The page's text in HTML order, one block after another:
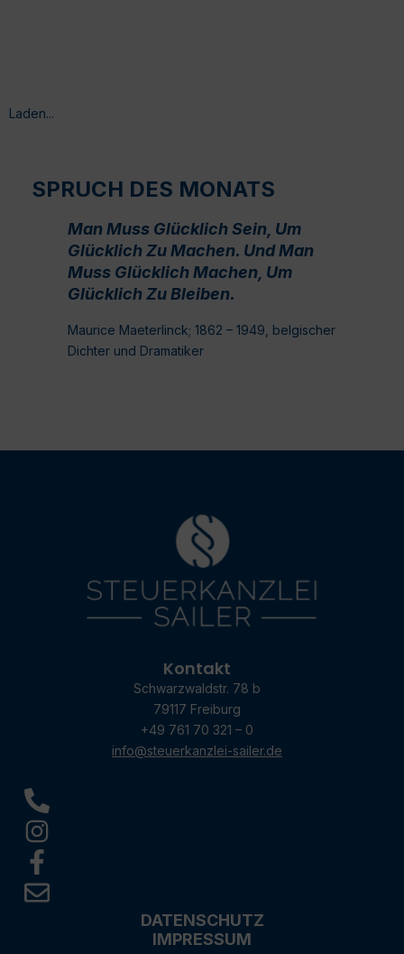
Laden...
SPRUCH DES MONATS
Man Muss Glücklich Sein, Um
Glücklich Zu Machen. Und Man
Muss Glücklich Machen, Um
Glücklich Zu Bleiben.
Maurice Maeterlinck; 1862 – 1949, belgischer
Dichter und Dramatiker
Kontakt
Schwarzwaldstr. 78 b
79117 Freiburg
+49 761 70 321 – 0
info@steuerkanzlei-sailer.de
DATENSCHUTZ
IMPRESSUM